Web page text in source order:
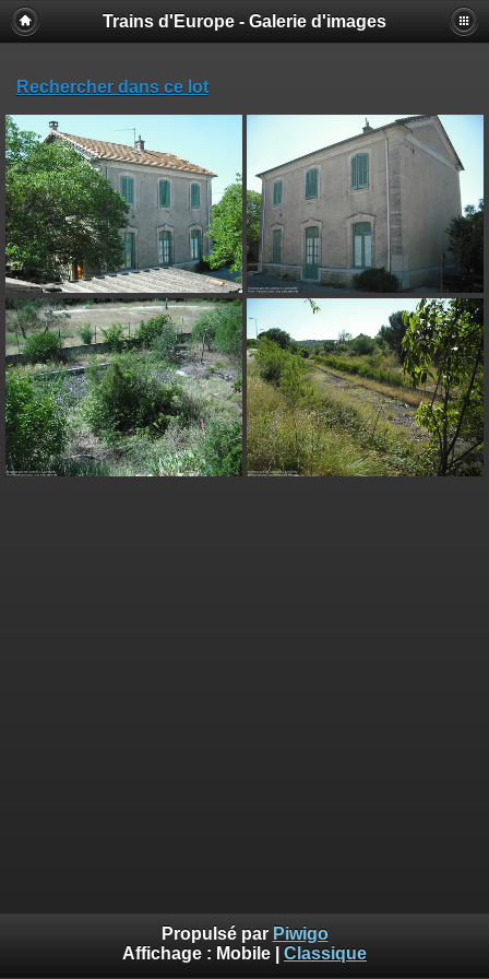
Trains d'Europe - Galerie d'images
Rechercher dans ce lot
Propulsé par Piwigo
Affichage : Mobile Classique